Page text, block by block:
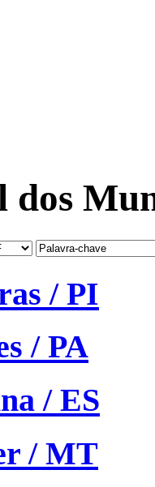
dos
/ PI
/ PA
/ ES
/ MT